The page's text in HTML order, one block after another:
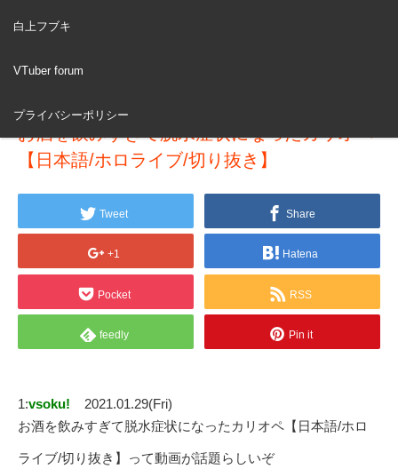
白上フブキ
VTuber forum
プライバシーポリシー
お酒を飲みすぎて脱水症状になったカリオペ
【日本語/ホロライブ/切り抜き】
Tweet Share
+1 Hatena
Pocket RSS
feedly Pin it
1:vsoku!
2021.01.29(Fri)
お酒を飲みすぎて脱水症状になったカリオペ【日本語/ホロ
ライブ/切り抜き】って動画が話題らしいぞ